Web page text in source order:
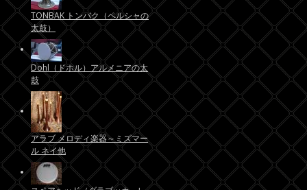
TONBAK トンバク（ペルシャの
太鼓）
Dohl（ドホル）アルメニアの太
鼓
アラブ メロディ楽器～ミズマー
ル ネイ他